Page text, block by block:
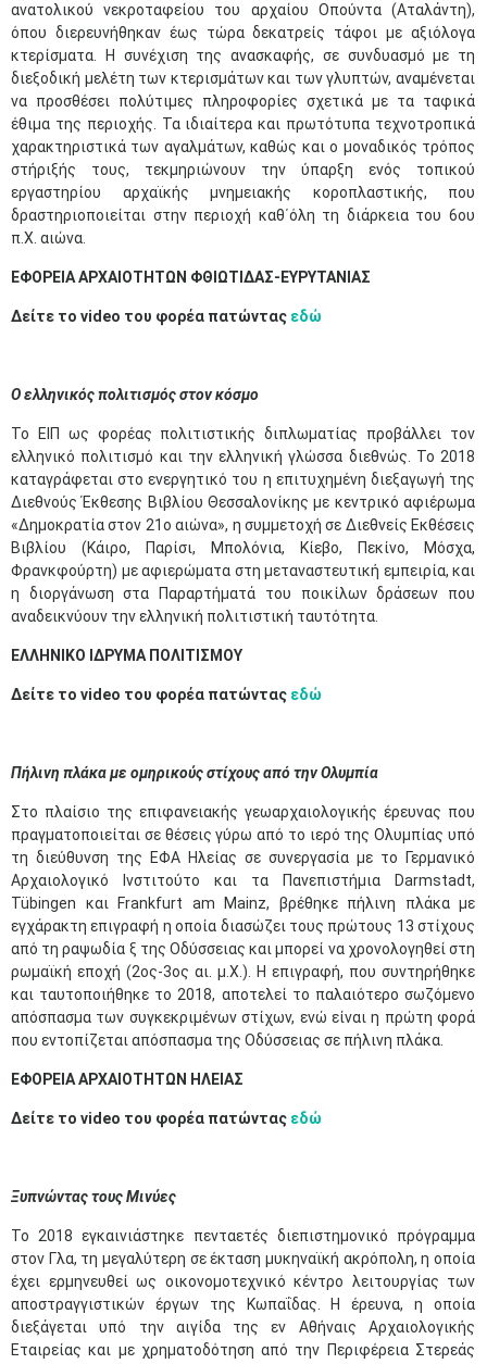
ανατολικού νεκροταφείου του αρχαίου Οπούντα (Αταλάντη),
όπου διερευνήθηκαν έως τώρα δεκατρείς τάφοι με αξιόλογα
κτερίσματα. Η συνέχιση της ανασκαφής, σε συνδυασμό με τη
διεξοδική μελέτη των κτερισμάτων και των γλυπτών, αναμένεται
να προσθέσει πολύτιμες πληροφορίες σχετικά με τα ταφικά
έθιμα της περιοχής. Τα ιδιαίτερα και πρωτότυπα τεχνοτροπικά
χαρακτηριστικά των αγαλμάτων, καθώς και ο μοναδικός τρόπος
στήριξής τους, τεκμηριώνουν την ύπαρξη ενός τοπικού
εργαστηρίου αρχαϊκής μνημειακής κοροπλαστικής, που
δραστηριοποιείται στην περιοχή καθ΄όλη τη διάρκεια του 6ου
π.Χ. αιώνα.
ΕΦΟΡΕΙΑ ΑΡΧΑΙΟΤΗΤΩΝ ΦΘΙΩΤΙΔΑΣ-ΕΥΡΥΤΑΝΙΑΣ
Δείτε το video του φορέα πατώντας εδώ
Ο ελληνικός πολιτισμός στον κόσμο
Το ΕΙΠ ως φορέας πολιτιστικής διπλωματίας προβάλλει τον
ελληνικό πολιτισμό και την ελληνική γλώσσα διεθνώς. Το 2018
καταγράφεται στο ενεργητικό του η επιτυχημένη διεξαγωγή της
Διεθνούς Έκθεσης Βιβλίου Θεσσαλονίκης με κεντρικό αφιέρωμα
«Δημοκρατία στον 21ο αιώνα», η συμμετοχή σε Διεθνείς Εκθέσεις
Βιβλίου (Κάιρο, Παρίσι, Μπολόνια, Κίεβο, Πεκίνο, Μόσχα,
Φρανκφούρτη) με αφιερώματα στη μεταναστευτική εμπειρία, και
η διοργάνωση στα Παραρτήματά του ποικίλων δράσεων που
αναδεικνύουν την ελληνική πολιτιστική ταυτότητα.
ΕΛΛΗΝΙΚΟ ΙΔΡΥΜΑ ΠΟΛΙΤΙΣΜΟΥ
Δείτε το video του φορέα πατώντας εδώ
Πήλινη πλάκα με ομηρικούς στίχους από την Ολυμπία
Στο πλαίσιο της επιφανειακής γεωαρχαιολογικής έρευνας που
πραγματοποιείται σε θέσεις γύρω από το ιερό της Ολυμπίας υπό
τη διεύθυνση της ΕΦΑ Ηλείας σε συνεργασία με το Γερμανικό
Αρχαιολογικό Ινστιτούτο και τα Πανεπιστήμια Darmstadt,
Tübingen και Frankfurt am Mainz, βρέθηκε πήλινη πλάκα με
εγχάρακτη επιγραφή η οποία διασώζει τους πρώτους 13 στίχους
από τη ραψωδία ξ της Οδύσσειας και μπορεί να χρονολογηθεί στη
ρωμαϊκή εποχή (2ος-3ος αι. μ.Χ.). Η επιγραφή, που συντηρήθηκε
και ταυτοποιήθηκε το 2018, αποτελεί το παλαιότερο σωζόμενο
απόσπασμα των συγκεκριμένων στίχων, ενώ είναι η πρώτη φορά
που εντοπίζεται απόσπασμα της Οδύσσειας σε πήλινη πλάκα.
ΕΦΟΡΕΙΑ ΑΡΧΑΙΟΤΗΤΩΝ ΗΛΕΙΑΣ
Δείτε το video του φορέα πατώντας εδώ
Ξυπνώντας τους Μινύες
Το 2018 εγκαινιάστηκε πενταετές διεπιστημονικό πρόγραμμα
στον Γλα, τη μεγαλύτερη σε έκταση μυκηναϊκή ακρόπολη, η οποία
έχει ερμηνευθεί ως οικονομοτεχνικό κέντρο λειτουργίας των
αποστραγγιστικών έργων της Κωπαΐδας. Η έρευνα, η οποία
διεξάγεται υπό την αιγίδα της εν Αθήναις Αρχαιολογικής
Εταιρείας και με χρηματοδότηση από την Περιφέρεια Στερεάς